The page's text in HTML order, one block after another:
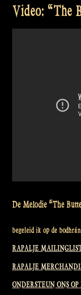
Video: “The
De Melodie “The
begeleid ik op de
RAPALJE
RAPALJE
ONDERSTEUN ONS